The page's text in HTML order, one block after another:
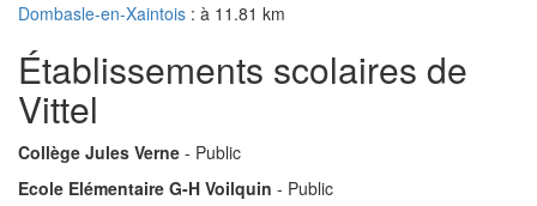
Dombasle-en-Xaintois : à 11.81 km
Établissements scolaires de
Vittel
Collège Jules Verne - Public
Ecole Elémentaire G-H Voilquin - Public